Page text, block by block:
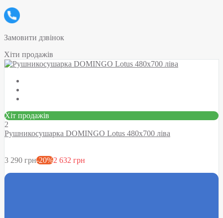
Замовити дзвінок
Хіти продажів
Хіт продажів
2
Рушникосушарка DOMINGO Lotus 480х700 ліва
3 290 грн-20%2 632 грн